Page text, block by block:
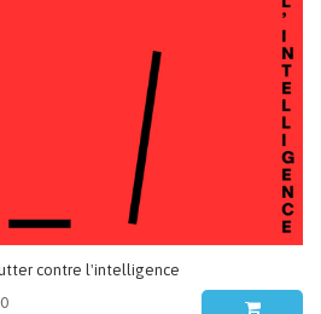
contre l'intelligence